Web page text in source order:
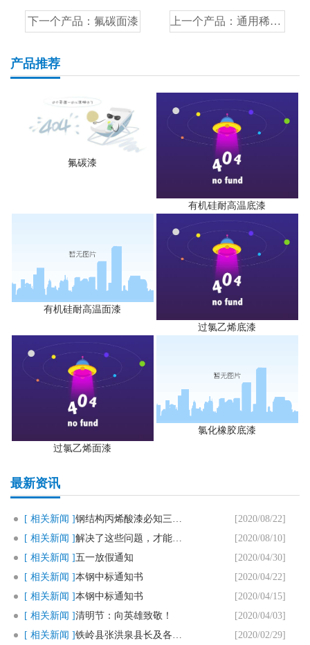
下一个产品： 氟碳面漆 上一个产品： 通用稀释剂
产品推荐
氟碳漆
有机硅耐高温底漆
有机硅耐高温面漆
过氯乙烯底漆
过氯乙烯面漆
氯化橡胶底漆
最新资讯
[ 相关新闻 ] 钢结构丙烯酸漆必知三个要点
[2020/08/22]
[ 相关新闻 ]
解决了这些问题，才能用好马路划..
[2020/08/10]
[ 相关新闻 ]五一放假通知
[2020/04/30]
[ 相关新闻 ]本钢中标通知书
[2020/04/22]
[ 相关新闻 ]本钢中标通知书
[2020/04/15]
[ 相关新闻 ]清明节：向英雄致敬！
[2020/04/03]
[ 相关新闻 ]
铁岭县张洪泉县长及各部门领导一.. [2020/02/29]